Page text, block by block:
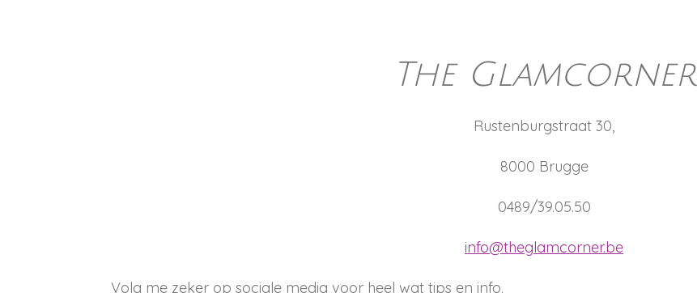
The Glamcorner
Rustenburgstraat 30,
8000 Brugge
0489/39.05.50
info@theglamcorner.be
Volg me zeker op sociale media voor heel wat tips en info.